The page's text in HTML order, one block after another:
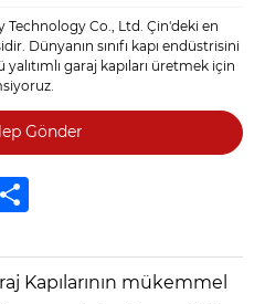
Co., Ltd. Çin'deki en
Dünyanın sınıfı kapı endüstrisini
garaj kapıları üretmek için
Gönder
Kapılarının mükemmel